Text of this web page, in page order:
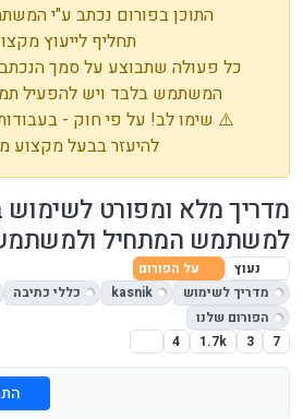
התוכן בפורום נכתב ע"י
תחליף לייעוץ
כל פעולה שתבוצע על סמך הנכתב
המשתמש בלבד ויש להפעיל
⚠️ שימו לב! על פי חוק -
להיעזר בבעל מקצוע
מדריך מלא ומפורט לשימוש
למשתמש המתחיל
נעוץ
על הפורום
מדריך לשימוש
kasnik כללי כתיבה
הפורום שלנו
7
3
1.7k
4